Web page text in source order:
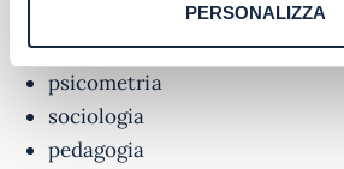
PERSONALIZZA
biologia
psicometria
sociologia
pedagogia